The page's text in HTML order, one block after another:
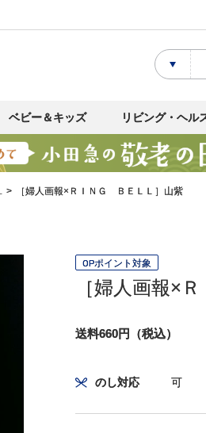
ベビー＆キッズ リビング・ヘル
［婦人画報×ＲＩＮＧ ＢＥＬＬ］山紫
OPポイント対象
［婦人画報×
送料660円（税込）
のし対応 可